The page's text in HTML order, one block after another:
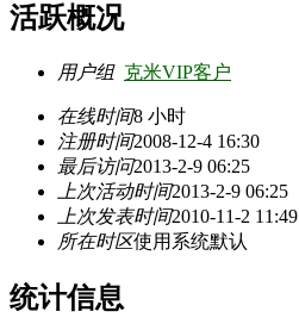
活跃概况
用户组 克米VIP客户
在线时间8 小时
注册时间2008-12-4 16:30
最后访问2013-2-9 06:25
上次活动时间2013-2-9 06:25
上次发表时间2010-11-2 11:49
所在时区使用系统默认
统计信息